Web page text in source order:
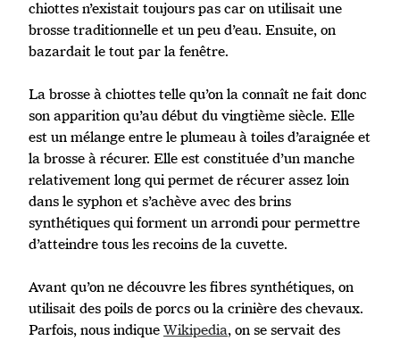
chiottes n’existait toujours pas car on utilisait une
brosse traditionnelle et un peu d’eau. Ensuite, on
bazardait le tout par la fenêtre.
La brosse à chiottes telle qu’on la connaît ne fait donc
son apparition qu’au début du vingtième siècle. Elle
est un mélange entre le plumeau à toiles d’araignée et
la brosse à récurer. Elle est constituée d’un manche
relativement long qui permet de récurer assez loin
dans le syphon et s’achève avec des brins
synthétiques qui forment un arrondi pour permettre
d’atteindre tous les recoins de la cuvette.
Avant qu’on ne découvre les fibres synthétiques, on
utilisait des poils de porcs ou la crinière des chevaux.
Parfois, nous indiqueWikipedia, on se servait des